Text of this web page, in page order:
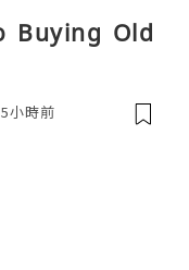
Buying Old
5小時前